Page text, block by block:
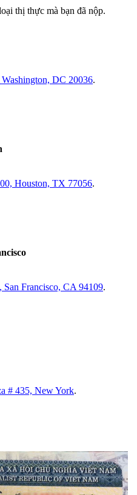
thị thực mà bạn đã nộp.
DC 20036.
Houston, TX 77056.
Francisco, CA 94109.
# 435, New York.